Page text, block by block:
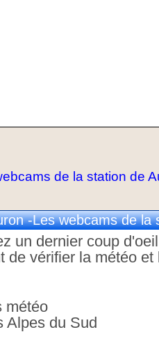
de la station de
-Les webcams de la
un dernier coup
de vérifier la météo
météo
du Sud